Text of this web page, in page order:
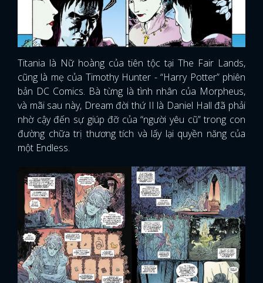
Titania là Nữ hoàng của tiên tộc tại The Fair Lands,
cũng là mẹ của Timothy Hunter - “Harry Potter” phiên
bản DC Comics. Bà từng là tình nhân của Morpheus,
và mãi sau này, Dream đời thứ II là Daniel Hall đã phải
nhờ cậy đến sự giúp đỡ của “người yêu cũ” trong con
đường chữa trị thương tích và lấy lại quyền năng của
một Endless.